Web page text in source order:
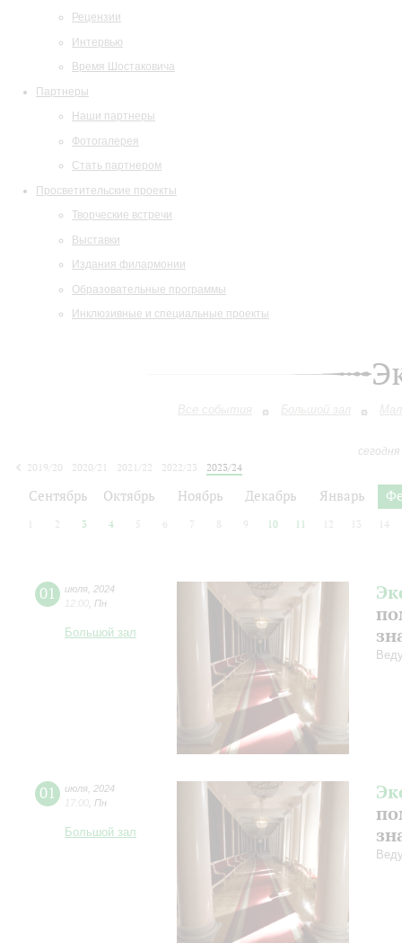
Рецензии
Интервью
Время Шостаковича
Партнеры
Наши партнеры
Фотогалерея
Стать партнером
Просветительские проекты
Творческие встречи
Выставки
Издания филармонии
Образовательные программы
Инклюзивные и специальные проекты
Все события Большой зал
2019/20
2020/21 2021/22 2022/23
2023/24
Сентябрь Октябрь Ноябрь Декабрь Январь
2 3 4 5 6 7 8 9 10 11 12 13 14
01 июля 2024
12:00 Пн
Большой зал
01 июля 2024
17:00 Пн
Большой зал